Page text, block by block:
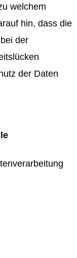
welchem
hin, dass die
der
der Daten